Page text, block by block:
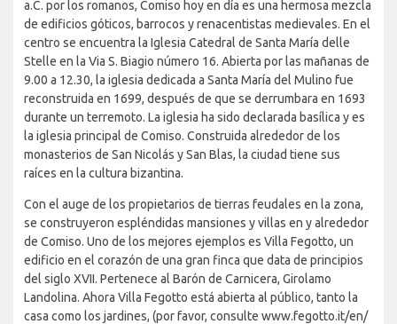
a.C. por los romanos, Comiso hoy en día es una hermosa mezcla
de edificios góticos, barrocos y renacentistas medievales. En el
centro se encuentra la Iglesia Catedral de Santa María delle
Stelle en la Via S. Biagio número 16. Abierta por las mañanas de
9.00 a 12.30, la iglesia dedicada a Santa María del Mulino fue
reconstruida en 1699, después de que se derrumbara en 1693
durante un terremoto. La iglesia ha sido declarada basílica y es
la iglesia principal de Comiso. Construida alrededor de los
monasterios de San Nicolás y San Blas, la ciudad tiene sus
raíces en la cultura bizantina.
Con el auge de los propietarios de tierras feudales en la zona,
se construyeron espléndidas mansiones y villas en y alrededor
de Comiso. Uno de los mejores ejemplos es Villa Fegotto, un
edificio en el corazón de una gran finca que data de principios
del siglo XVII. Pertenece al Barón de Carnicera, Girolamo
Landolina. Ahora Villa Fegotto está abierta al público, tanto la
casa como los jardines, (por favor, consulte www.fegotto.it/en/